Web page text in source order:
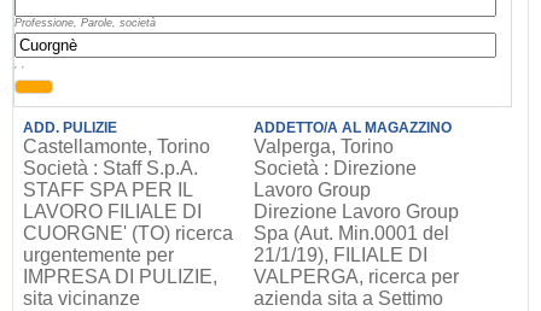
Professione, Parole, società
, ,
ADD. PULIZIE
Castellamonte, Torino
Società : Staff S.p.A.
STAFF SPA PER IL
LAVORO FILIALE DI
CUORGNE' (TO) ricerca
urgentemente per
IMPRESA DI PULIZIE,
sita vicinanze
ADDETTO/A AL MAGAZZINO
Valperga, Torino
Società : Direzione
Lavoro Group
Direzione Lavoro Group
Spa (Aut. Min.0001 del
21/1/19), FILIALE DI
VALPERGA, ricerca per
azienda sita a Settimo